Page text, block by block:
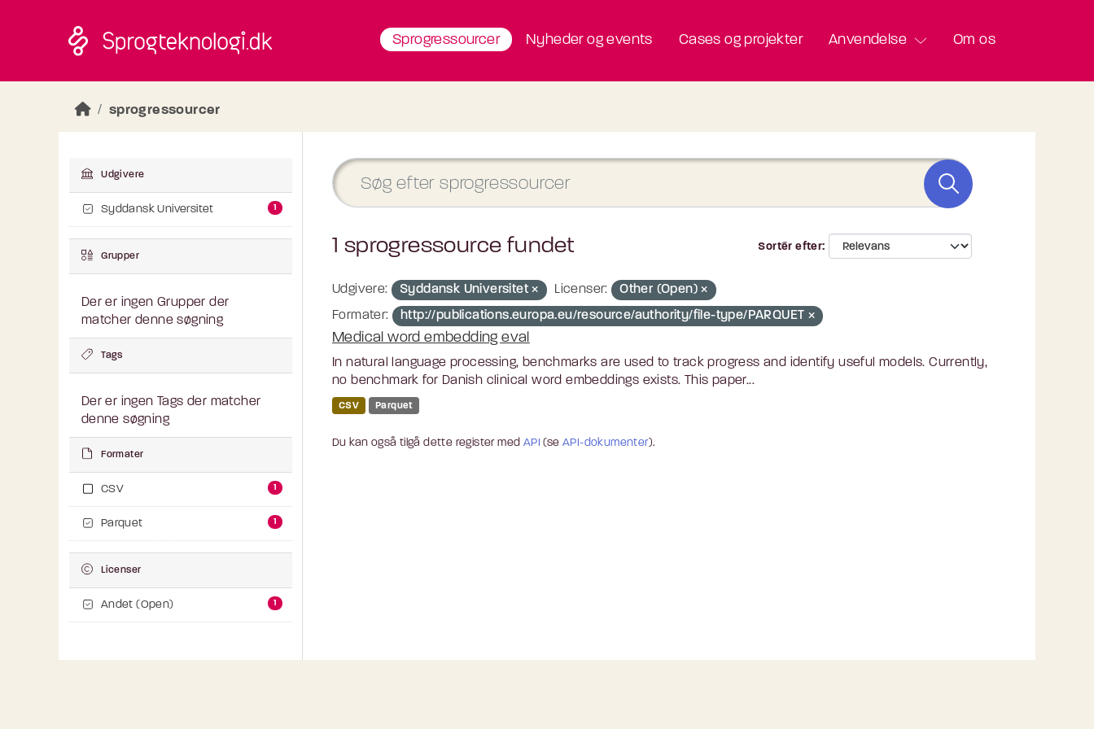
Sprogressourcer Nyheder og events Cases og projekter Anvendelse Om os
sprogressourcer
Udgivere
Syddansk Universitet 1
Grupper
Der er ingen Grupper der
matcher denne søgning
Tags
Der er ingen Tags der matcher
denne søgning
Formater
CSV 1
Parquet 1
Licenser
Andet (Open) 1
Sortér efter
1 sprogressource fundet
Udgivere: Syddansk Universitet Licenser:
Other (Open)
Formater:
http://publications.europa.eu/resource/authority/file-type/PARQUET
Medical word embedding eval
In natural language processing, benchmarks are used to track progress and identify useful models. Currently,
no benchmark for Danish clinical word embeddings exists. This paper...
CSV Parquet
Du kan også tilgå dette register med API (seAPI-dokumenter).